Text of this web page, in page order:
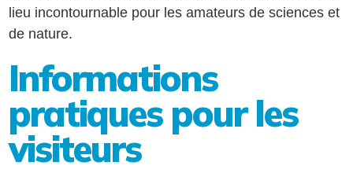
lieu incontournable pour les amateurs de sciences et
de nature.
Informations
pratiques pour les
visiteurs